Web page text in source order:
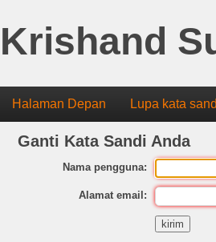
Krishand
Halaman Depan Lupa kata
Ganti Kata Sandi Anda
Nama pengguna:
Alamat email: